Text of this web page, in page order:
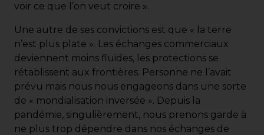
voir ce que l’on veut croire ».
Une autre de ses convictions est que « la terre
n’est plus plate ». Les échanges commerciaux
deviennent moins fluides, les protections se
rétablissent aux frontières. Personne ne l’avait
prévu mais nous nous engageons dans une sorte
de « mondialisation inversée ». Depuis la
pandémie, singulièrement, nous prenons garde à
ne plus trop dépendre dans nos échanges de